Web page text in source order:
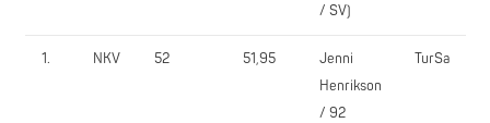
/ SV)
1. NKV 52 51,95
Jenni
Henrikson
/ 92
TurSa